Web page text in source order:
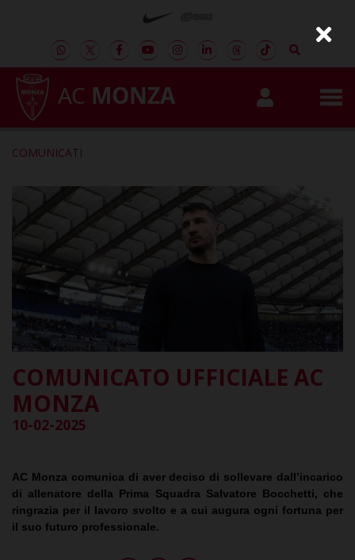
AC MONZA
COMUNICATI
COMUNICATO UFFICIALE AC
MONZA
10-02-2025
AC Monza comunica di aver deciso di sollevare dall’incarico
di allenatore della Prima Squadra Salvatore Bocchetti, che
ringrazia per il lavoro svolto e a cui augura ogni fortuna per
il suo futuro professionale.